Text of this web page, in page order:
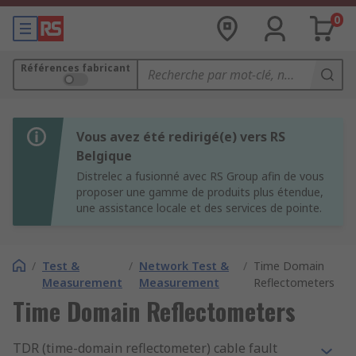
0
Références fabricant
Vous avez été redirigé(e) vers RS
Belgique
Distrelec a fusionné avec RS Group afin de vous
proposer une gamme de produits plus étendue,
une assistance locale et des services de pointe.
/ Test &
Measurement
/ Network Test &
Measurement
/ Time Domain
Reflectometers
Time Domain Reflectometers
TDR (time-domain reflectometer) cable fault